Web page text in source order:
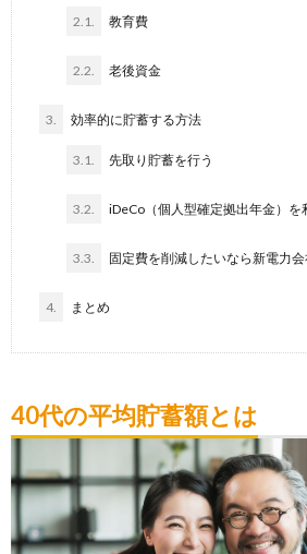
2.1. 教育費
2.2. 老後資金
3. 効率的に貯蓄する方法
3.1. 先取り貯蓄を行う
3.2. iDeCo（個人型確定拠出年金）を
3.3. 固定費を削減したいなら新電力
4. まとめ
40代の平均貯蓄額とは